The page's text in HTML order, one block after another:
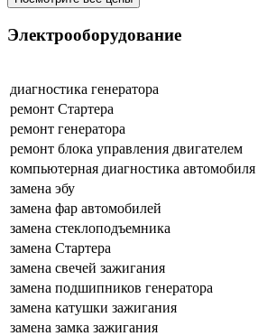
Электрооборудование
диагностика генератора
ремонт Стартера
ремонт генератора
ремонт блока управления двигателем
компьютерная диагностика автомобиля
замена эбу
замена фар автомобилей
замена стеклоподъемника
замена Стартера
замена свечей зажигания
замена подшипников генератора
замена катушки зажигания
замена замка зажигания